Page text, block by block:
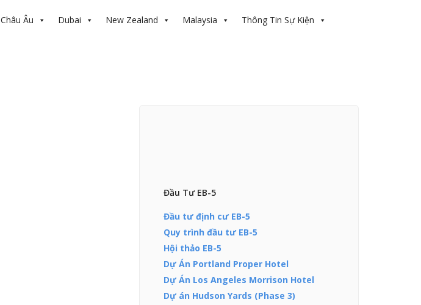
Châu Âu Dubai New Zealand Malaysia Thông Tin Sự Kiện
Đầu Tư EB-5
Đầu tư định cư EB-5
Quy trình đầu tư EB-5
Hội thảo EB-5
Dự Án Portland Proper Hotel
Dự Án Los Angeles Morrison Hotel
Dự án Hudson Yards (Phase 3)